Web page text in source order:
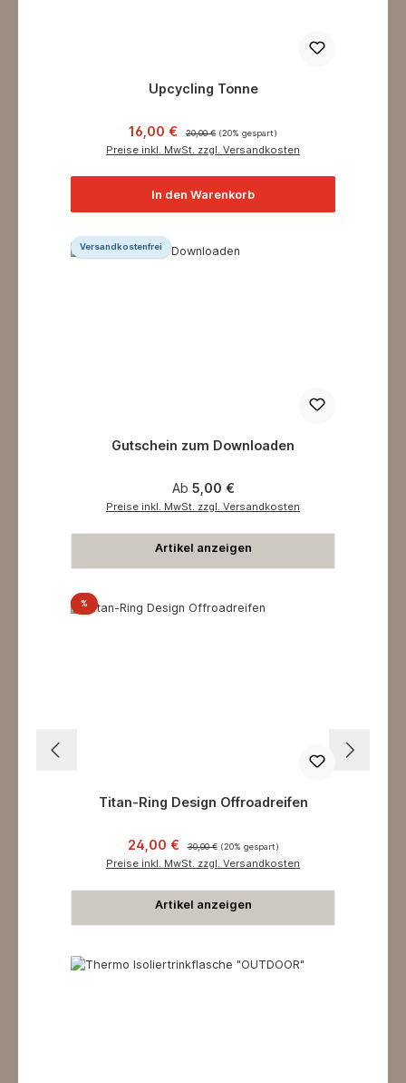
Upcycling Tonne
Verkaufspreis:
16,00 € 20,00 € (20% gespart)
Preise inkl. MwSt. zzgl. Versandkosten
In den Warenkorb
Versandkostenfrei
Gutschein zum Downloaden
Regulärer Preis:
Ab 5,00 €
Preise inkl. MwSt. zzgl. Versandkosten
Artikel anzeigen
%Rabatt
Titan-Ring Design Offroadreifen
Verkaufspreis:
24,00 € 30,00 € (20% gespart)
Preise inkl. MwSt. zzgl. Versandkosten
Artikel anzeigen